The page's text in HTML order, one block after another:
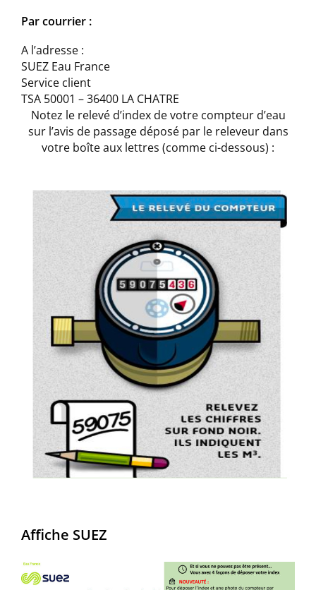
Par courrier :
A l’adresse :
SUEZ Eau France
Service client
TSA 50001 – 36400 LA CHATRE
Notez le relevé d’index de votre compteur d’eau
sur l’avis de passage déposé par le releveur dans
votre boîte aux lettres (comme ci-dessous) :
Affiche SUEZ